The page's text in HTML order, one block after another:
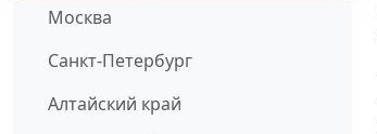
Москва
Санкт-Петербург
Алтайский край